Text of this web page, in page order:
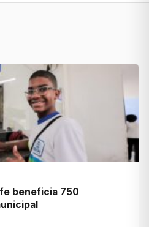
beneficia 750